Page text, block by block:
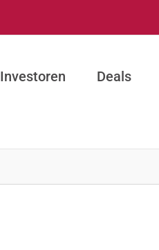
Investoren Deals